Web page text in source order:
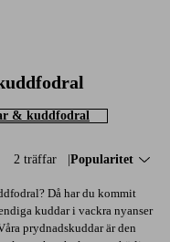
& kuddfodral
2 träffar Sortera på:
Popularitet
Då har du kommit
kuddar i vackra nyanser
prydnadskuddar är den